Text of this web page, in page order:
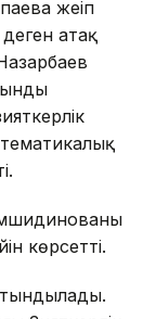
жеңіп
деген атақ
көрсетті.